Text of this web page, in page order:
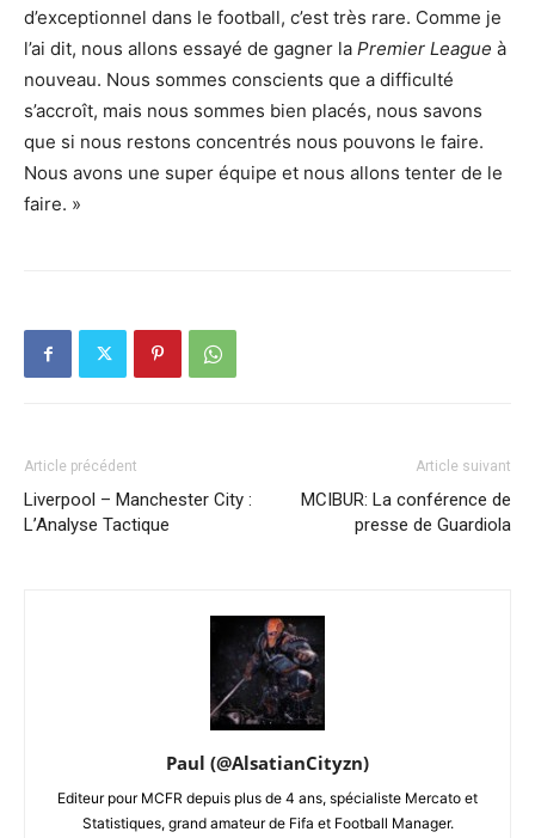
d’exceptionnel dans le football, c’est très rare. Comme je
l’ai dit, nous allons essayé de gagner la Premier League à
nouveau. Nous sommes conscients que a difficulté
s’accroît, mais nous sommes bien placés, nous savons
que si nous restons concentrés nous pouvons le faire.
Nous avons une super équipe et nous allons tenter de le
faire. »
Article précédent
Liverpool – Manchester City :
L’Analyse Tactique
Article suivant
MCIBUR: La conférence de
presse de Guardiola
Paul (@AlsatianCityzn)
Editeur pour MCFR depuis plus de 4 ans, spécialiste Mercato et
Statistiques, grand amateur de Fifa et Football Manager.